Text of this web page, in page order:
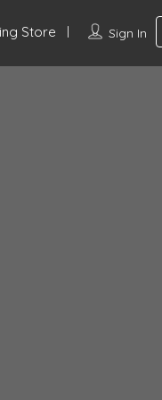
Sign In
Store